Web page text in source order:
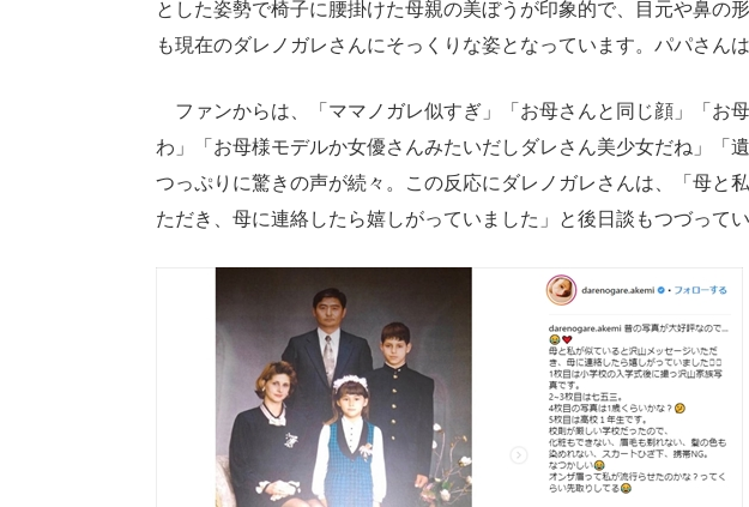
とした姿勢で椅子に腰掛けた母親の美ぼうが印象的で、目元や鼻の
も現在のダレノガレさんにそっくりな姿となっています。パパさん
ファンからは、「ママノガレ似すぎ」「お母さんと同じ顔」「お
わ」「お母様モデルか女優さんみたいだしダレさん美少女だね」「
つっぷりに驚きの声が続々。この反応にダレノガレさんは、「母と
ただき、母に連絡したら嬉しがっていました」と後日談もつづって